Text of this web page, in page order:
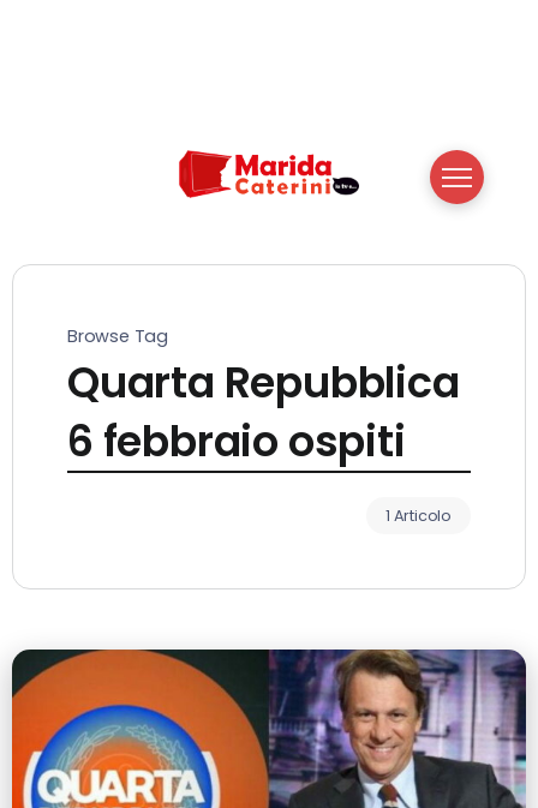
Browse Tag
Quarta Repubblica
6 febbraio ospiti
1 Articolo